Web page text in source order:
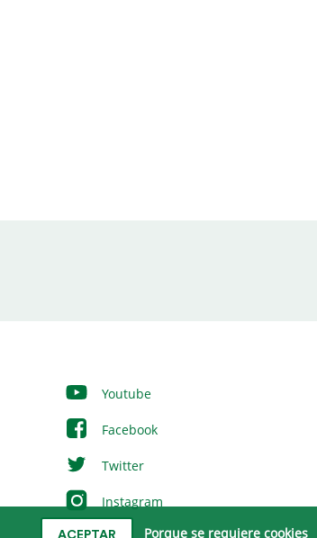
Youtube
Facebook
Twitter
Instagram
ACEPTAR Porque se requiere cookies